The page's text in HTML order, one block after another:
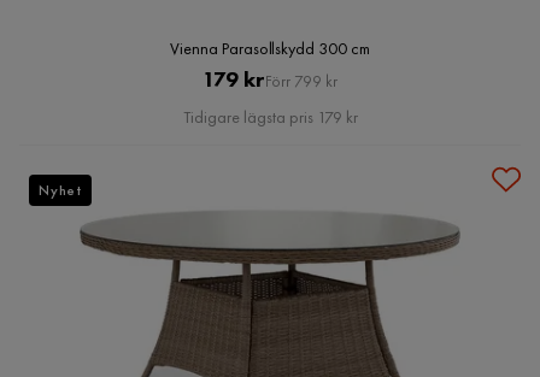
Vienna Parasollskydd 300 cm
Pris
179 krOriginal
Pris
Förr 799 kr
Tidigare lägsta pris 179 kr
Nyhet